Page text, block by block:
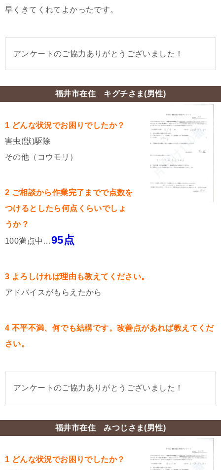
早くきてくれてよかったです。
アンケートのご協力ありがとうございました！
福井市在住 キグチさま(男性)
1 どんな状況でお困りでしたか？
害虫(獣)駆除
その他（コウモリ）
2 ご相談から作業完了までで点数を
つけるとしたら何点くらいでしょ
うか？
100満点中…95点
3 よろしければ理由も教えてください。
アドバイスがもらえたから
4 不平不満、何でも結構です。改善点があれば教えてくだ
さい。
アンケートのご協力ありがとうございました！
福井市在住 みつじさま(男性)
1 どんな状況でお困りでしたか？